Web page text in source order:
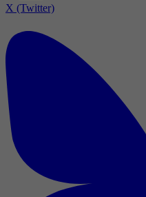
X (Twitter)